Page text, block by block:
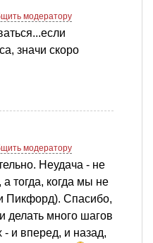
модератору
значи скоро
модератору
Неудача - не
тогда, когда мы не
Пикфорд). Спасибо,
делать много шагов
и вперед, и назад,